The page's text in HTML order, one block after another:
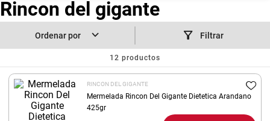
Rincon del gigante
Filtrar
12 productos
RINCON DEL GIGANTE
Mermelada Rincon Del Gigante Dietetica Arandano
425gr
2. leche